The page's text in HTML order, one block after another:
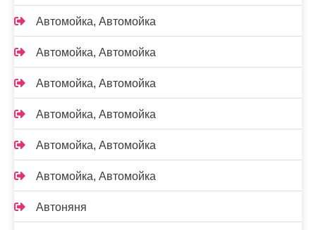
Автомойка, Автомойка
Автомойка, Автомойка
Автомойка, Автомойка
Автомойка, Автомойка
Автомойка, Автомойка
Автомойка, Автомойка
Автоняня